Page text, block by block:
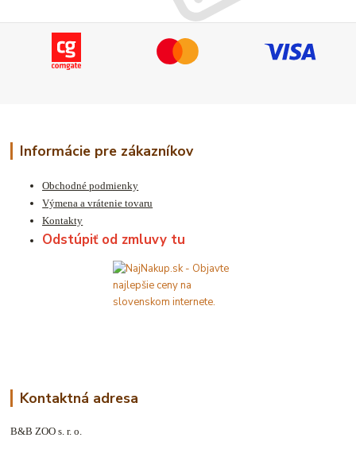
Informácie pre zákazníkov
Obchodné podmienky
Výmena a vrátenie tovaru
Kontakty
Odstúpiť od zmluvy tu
Kontaktná adresa
B&B ZOO s. r. o.